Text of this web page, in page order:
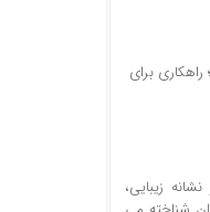
برای
زیبایی،